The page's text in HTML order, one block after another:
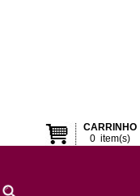
CARRINHO
0item(s)